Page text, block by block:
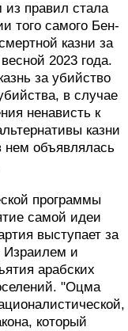
правил стала
того самого Бен-
казни за
2023 года.
за убийство
в случае
ненависть к
казни
нем объявлялась
программы
самой идеи
выступает за
Израилем и
арабских
"Оцма
который